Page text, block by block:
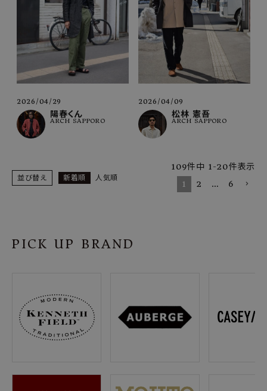
2026/04/29
陽春くん
ARCH SAPPORO
2026/04/09
松林 憲吾
ARCH SAPPORO
並び替え 新着順 人気順
109件中 1-20件表示
1
2 … 6
PICK UP BRAND